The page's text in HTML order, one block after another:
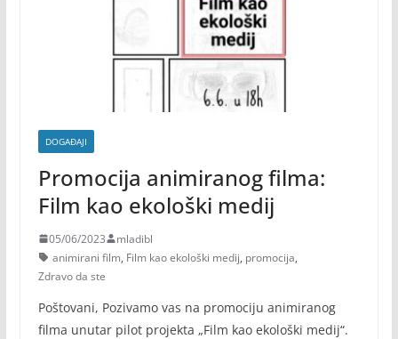
DOGAĐAJI
Promocija animiranog filma:
Film kao ekološki medij
05/06/2023
mladibl
animirani film, Film kao ekološki medij, promocija,
Zdravo da ste
Poštovani, Pozivamo vas na promociju animiranog
filma unutar pilot projekta „Film kao ekološki medij“.